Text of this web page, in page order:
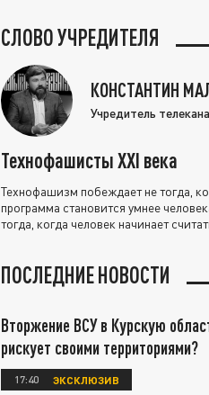
СЛОВО УЧРЕДИТЕЛЯ
КОНСТАНТИН
Учредитель
Технофашисты XXI века
Технофашизм побеждает не тогда,
программа становится умнее
тогда, когда человек начинает
ПОСЛЕДНИЕ НОВОСТИ
Вторжение ВСУ в Курскую
рискует своими территориями?
17:40 ЭКСКЛЮЗИВ